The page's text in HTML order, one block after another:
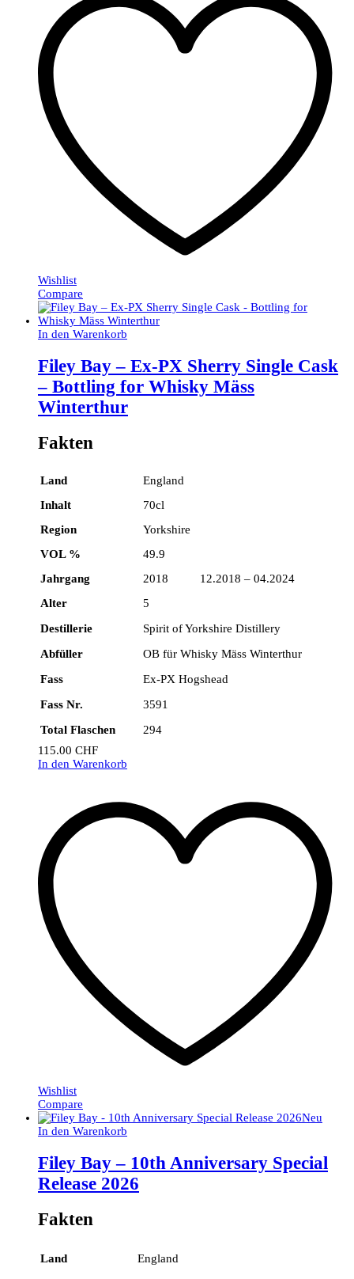
Wishlist
Compare
In den Warenkorb
Filey Bay – Ex-PX Sherry Single Cask
– Bottling for Whisky Mäss
Winterthur
Fakten
Land
England
Inhalt
70cl
Region
Yorkshire
VOL %
49.9
Jahrgang
2018 12.2018 – 04.2024
Alter
5
Destillerie
Spirit of Yorkshire Distillery
Abfüller
OB für Whisky Mäss Winterthur
Fass
Ex-PX Hogshead
Fass Nr.
3591
Total Flaschen
294
115.00 CHF
In den Warenkorb
Wishlist
Compare
Neu
In den Warenkorb
Filey Bay – 10th Anniversary Special
Release 2026
Fakten
Land England